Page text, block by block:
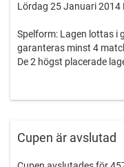
Lördag 25 Januari 2014
Spelform: Lagen lottas i
garanteras minst 4
De 2 högst placerade
Ev. regeltillägg
Priser: Pokal till 1:an &
Pris till bästa spelare i
Cupen är avslutad